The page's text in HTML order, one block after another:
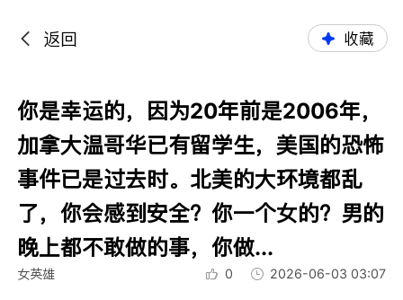
返回 收藏
你是幸运的，因为20年前是2006年，
加拿大温哥华已有留学生，美国的恐怖
事件已是过去时。北美的大环境都乱
了，你会感到安全？你一个女的？男的
晚上都不敢做的事，你做...
女英雄 0 2026-06-03 03:07